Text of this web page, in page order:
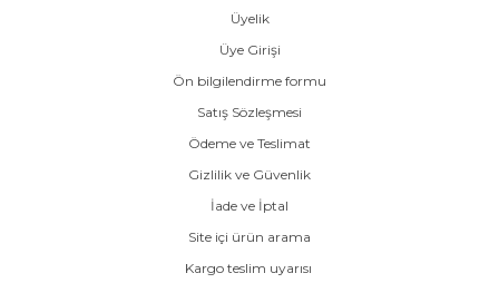
Üyelik
Üye Girişi
Ön bilgilendirme formu
Satış Sözleşmesi
Ödeme ve Teslimat
Gizlilik ve Güvenlik
İade ve İptal
Site içi ürün arama
Kargo teslim uyarısı